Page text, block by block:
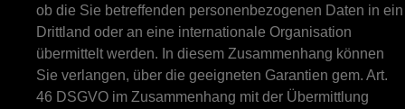
ob die Sie betreffenden personenbezogenen Daten in ein
Drittland oder an eine internationale Organisation
übermittelt werden. In diesem Zusammenhang können
Sie verlangen, über die geeigneten Garantien gem. Art.
46 DSGVO im Zusammenhang mit der Übermittlung